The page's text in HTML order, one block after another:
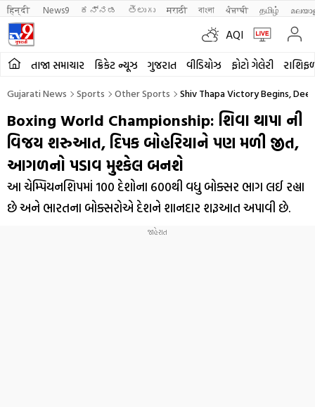
हिन्दी News9 ಕನ್ನಡ తెలుగు मराठी বাংলা ਪੰਜਾਬੀ தமிழ்
AQI
તાજા સમાચાર ક્રિકેટ ન્યૂઝ ગુજરાત વીડિયોઝ ફોટો ગેલેરી
Gujarati News Sports Other Sports Shiv Thapa Victory Begins,
Boxing World Championship: શિવા થાપા ની
વિજય શરુઆત, દિપક બોહરિયાને પણ મળી જીત,
આગળનો પડાવ મુશ્કેલ બનશે
આ ચેમ્પિયનશિપમાં 100 દેશોના 600થી વધુ બોક્સર ભાગ લઈ રહ્યા
છે અને ભારતના બોક્સરોએ દેશને શાનદાર શરૂઆત અપાવી છે.